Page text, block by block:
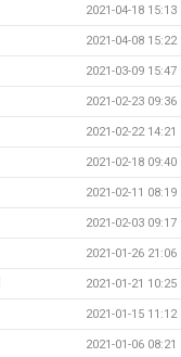
2021-04-18 15:13
2021-04-08 15:22
2021-03-09 15:47
2021-02-23 09:36
2021-02-22 14:21
2021-02-18 09:40
2021-02-11 08:19
2021-02-03 09:17
2021-01-26 21:06
2021-01-21 10:25
2021-01-15 11:12
2021-01-06 08:21